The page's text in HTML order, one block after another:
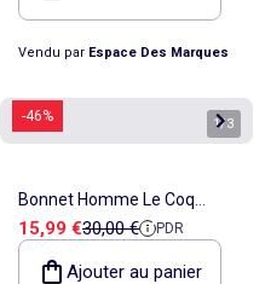
Vendu par Espace Des Marques
-46% 1/3
Bonnet Homme Le Coq
Sportif
Prix de vente
15,99 €Prix de référence
30,00 € PDR
Ajouter au panier